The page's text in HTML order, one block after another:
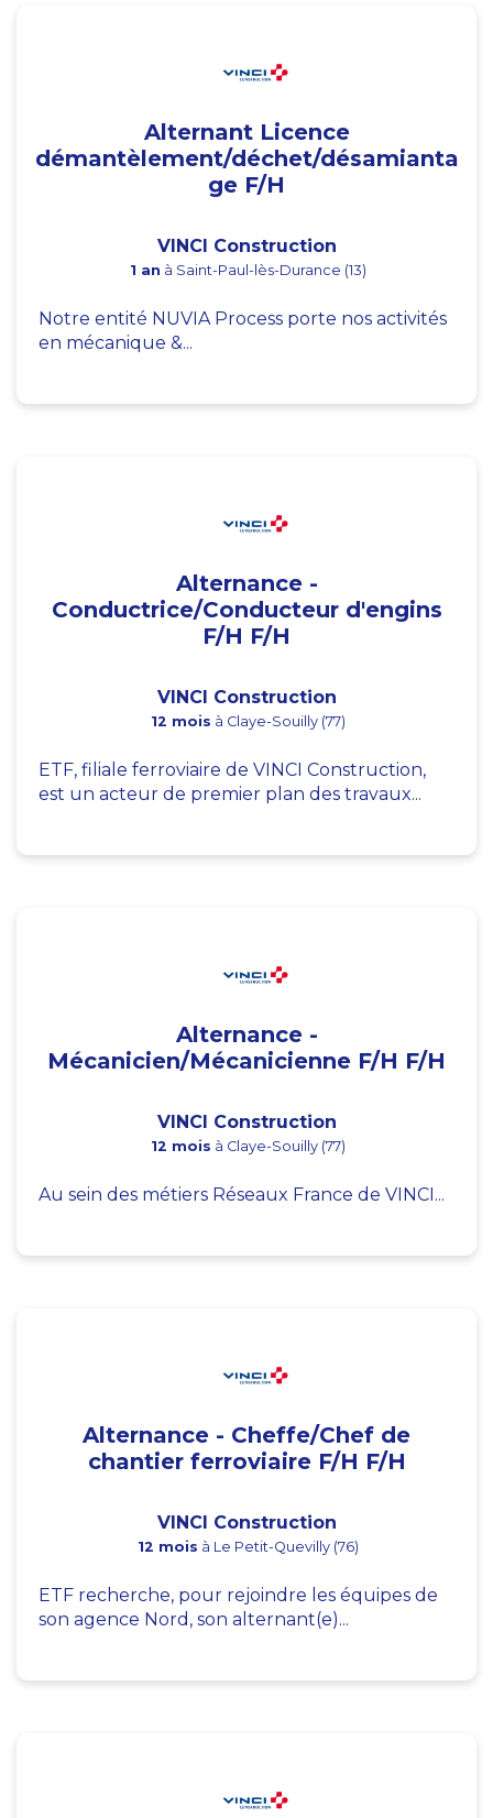
Alternant Licence
démantèlement/déchet/désamianta
ge F/H
VINCI Construction
1 an à Saint-Paul-lès-Durance (13)
Notre entité NUVIA Process porte nos activités
en mécanique &...
Alternance -
Conductrice/Conducteur d'engins
F/H F/H
VINCI Construction
12 mois à Claye-Souilly (77)
ETF, filiale ferroviaire de VINCI Construction,
est un acteur de premier plan des travaux...
Alternance -
Mécanicien/Mécanicienne F/H F/H
VINCI Construction
12 mois à Claye-Souilly (77)
Au sein des métiers Réseaux France de VINCI...
Alternance - Cheffe/Chef de
chantier ferroviaire F/H F/H
VINCI Construction
12 mois à Le Petit-Quevilly (76)
ETF recherche, pour rejoindre les équipes de
son agence Nord, son alternant(e)...